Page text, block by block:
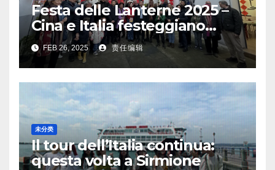
Festa delle Lanterne 2025 –
Cina e Italia festeggiano
insieme, aggiungendo nuovo
colore agli scambi culturali
FEB 26, 2025 责任编辑
未分类
Il tour dell’Italia continua:
questa volta a Sirmione